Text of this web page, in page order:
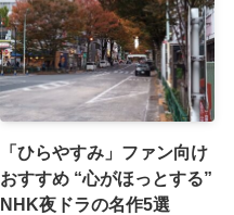
「ひらやすみ」ファン向け
おすすめ “心がほっとする”
NHK夜ドラの名作5選